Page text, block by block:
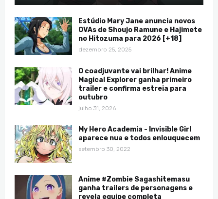
Estúdio Mary Jane anuncia novos
OVAs de Shoujo Ramune e Hajimete
no Hitozuma para 2026 [+18]
dezembro 25, 2025
O coadjuvante vai brilhar! Anime
Magical Explorer ganha primeiro
trailer e confirma estreia para
outubro
julho 31, 2026
My Hero Academia - Invisible Girl
aparece nua e todos enlouquecem
setembro 30, 2022
Anime #Zombie Sagashitemasu
ganha trailers de personagens e
revela equipe completa